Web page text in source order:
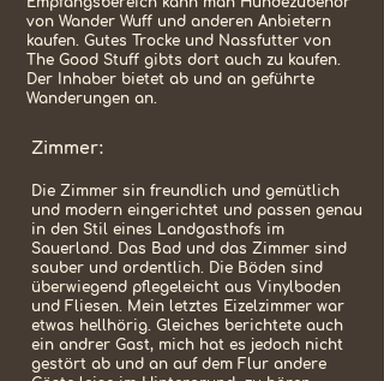
von Wander Wuff und anderen Anbietern
kaufen. Gutes Trocke und Nassfutter von
The Good Stuff gibts dort auch zu kaufen.
Der Inhaber bietet ab und an geführte
Wanderungen an.
Zimmer:
Die Zimmer sin freundlich und gemütlich
und modern eingerichtet und passen genau
in den Stil eines Landgasthofs im
Sauerland. Das Bad und das Zimmer sind
sauber und ordentlich. Die Böden sind
überwiegend pflegeleicht aus Vinylboden
und Fliesen. Mein letztes Eizelzimmer war
etwas hellhörig. Gleiches berichtete auch
ein andrer Gast, mich hat es jedoch nicht
gestört ab und an auf dem Flur andere